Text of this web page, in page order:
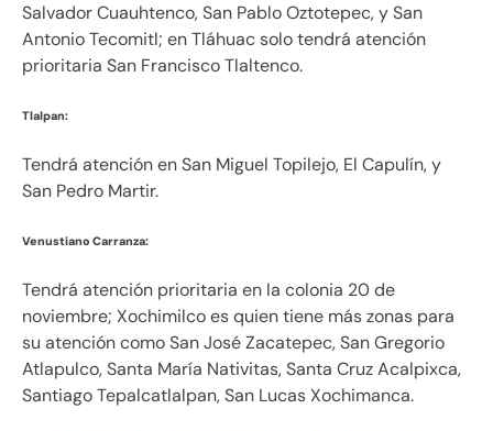
Salvador Cuauhtenco, San Pablo Oztotepec, y San
Antonio Tecomitl; en Tláhuac solo tendrá atención
prioritaria San Francisco Tlaltenco.
Tlalpan:
Tendrá atención en San Miguel Topilejo, El Capulín, y
San Pedro Martir.
Venustiano Carranza:
Tendrá atención prioritaria en la colonia 20 de
noviembre; Xochimilco es quien tiene más zonas para
su atención como San José Zacatepec, San Gregorio
Atlapulco, Santa María Nativitas, Santa Cruz Acalpixca,
Santiago Tepalcatlalpan, San Lucas Xochimanca.